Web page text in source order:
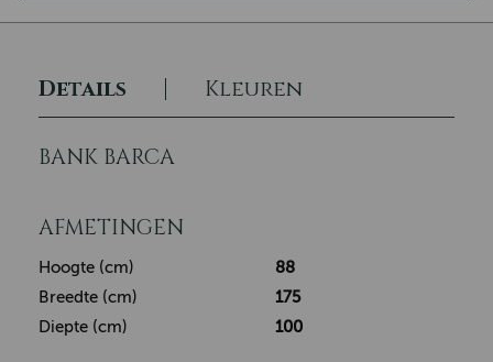
Details Kleuren
BANK BARCA
AFMETINGEN
Hoogte (cm)
88
Breedte (cm)
175
Diepte (cm)
100